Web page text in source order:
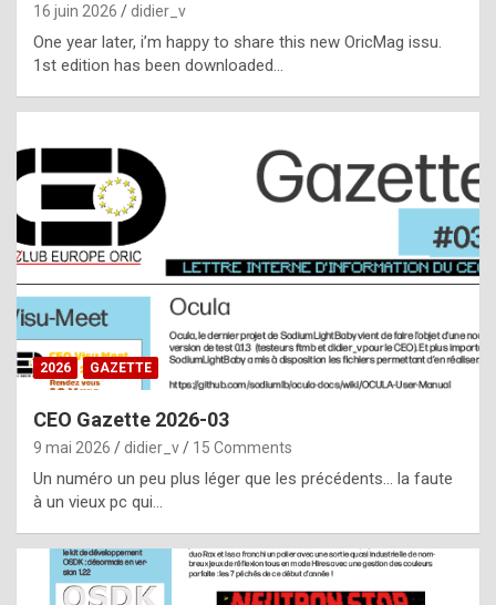
l
t
t
s
t
a
s
i
e
f
o
m
16 juin 2026 didier_v
One year later, i’m happy to share this new OricMag issu.
1st edition has been downloaded…
2026 GAZETTE
CEO Gazette 2026-03
9 mai 2026 didier_v 15 Comments
Un numéro un peu plus léger que les précédents… la faute
à un vieux pc qui…